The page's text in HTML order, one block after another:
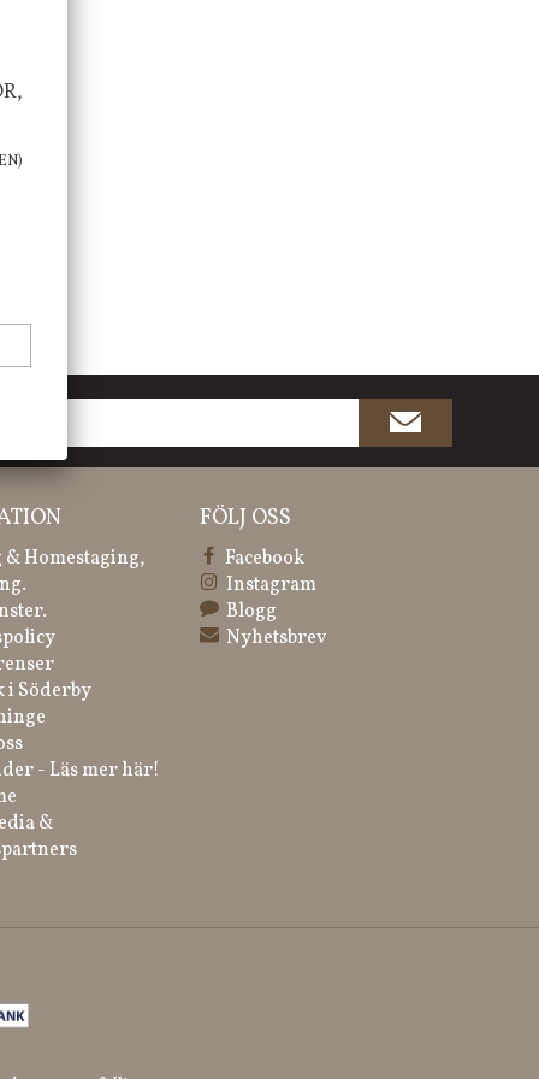
Homestaging,
i Söderby
- Läs mer här!
&
FÖLJ OSS
Facebook
Instagram
Blogg
Nyhetsbrev